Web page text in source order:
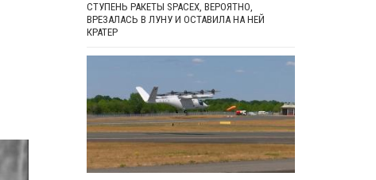
СТУПЕНЬ РАКЕТЫ SPACEX, ВЕРОЯТНО,
ВРЕЗАЛАСЬ В ЛУНУ И ОСТАВИЛА НА НЕЙ
КРАТЕР